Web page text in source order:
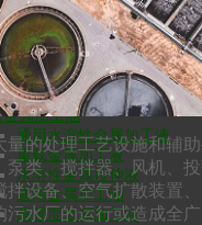
大豆橙清洗剂
零件清洗剂
食品级清洗剂
水基清洗剂
工业吸油粉
金属加工油
通用水溶性金属加工液
重载金属加工液
水溶性金属拉伸液
通用金属加工油
高强度金属加工油
量的处理工艺设施和辅
泵类、搅拌器、风机、
拌设备、空气扩散装置
污水厂的运行或造成全